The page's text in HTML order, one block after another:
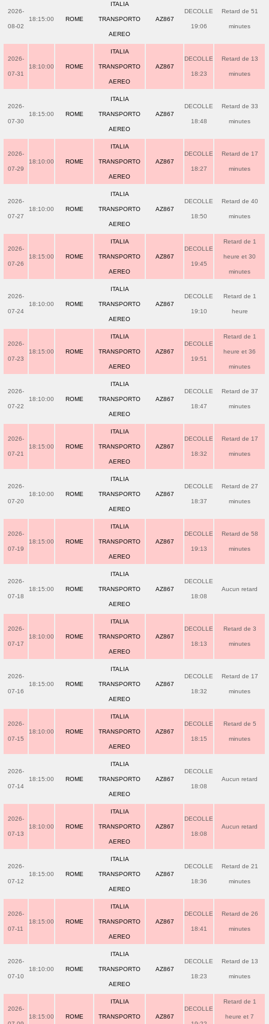
2026-
08-02
18:15:00 ROME
ITALIA
TRANSPORTO
AEREO
AZ867
DECOLLE
19:06
Retard de 51
minutes
2026-
07-31
18:10:00 ROME
ITALIA
TRANSPORTO
AEREO
AZ867
DECOLLE
18:23
Retard de 13
minutes
2026-
07-30
18:15:00 ROME
ITALIA
TRANSPORTO
AEREO
AZ867
DECOLLE
18:48
Retard de 33
minutes
2026-
07-29
18:10:00 ROME
ITALIA
TRANSPORTO
AEREO
AZ867
DECOLLE
18:27
Retard de 17
minutes
2026-
07-27
18:10:00 ROME
ITALIA
TRANSPORTO
AEREO
AZ867
DECOLLE
18:50
Retard de 40
minutes
2026-
07-26
18:15:00 ROME
ITALIA
TRANSPORTO
AEREO
AZ867
DECOLLE
19:45
Retard de 1
heure et 30
minutes
2026-
07-24
18:10:00 ROME
ITALIA
TRANSPORTO
AEREO
AZ867
DECOLLE
19:10
Retard de 1
heure
2026-
07-23
18:15:00 ROME
ITALIA
TRANSPORTO
AEREO
AZ867
DECOLLE
19:51
Retard de 1
heure et 36
minutes
2026-
07-22
18:10:00 ROME
ITALIA
TRANSPORTO
AEREO
AZ867
DECOLLE
18:47
Retard de 37
minutes
2026-
07-21
18:15:00 ROME
ITALIA
TRANSPORTO
AEREO
AZ867
DECOLLE
18:32
Retard de 17
minutes
2026-
07-20
18:10:00 ROME
ITALIA
TRANSPORTO
AEREO
AZ867
DECOLLE
18:37
Retard de 27
minutes
2026-
07-19
18:15:00 ROME
ITALIA
TRANSPORTO
AEREO
AZ867
DECOLLE
19:13
Retard de 58
minutes
2026-
07-18
18:15:00 ROME
ITALIA
TRANSPORTO
AEREO
AZ867
DECOLLE
18:08
Aucun retard
2026-
07-17
18:10:00 ROME
ITALIA
TRANSPORTO
AEREO
AZ867
DECOLLE
18:13
Retard de 3
minutes
2026-
07-16
18:15:00 ROME
ITALIA
TRANSPORTO
AEREO
AZ867
DECOLLE
18:32
Retard de 17
minutes
2026-
07-15
18:10:00 ROME
ITALIA
TRANSPORTO
AEREO
AZ867
DECOLLE
18:15
Retard de 5
minutes
2026-
07-14
18:15:00 ROME
ITALIA
TRANSPORTO
AEREO
AZ867
DECOLLE
18:08
Aucun retard
2026-
07-13
18:10:00 ROME
ITALIA
TRANSPORTO
AEREO
AZ867
DECOLLE
18:08
Aucun retard
2026-
07-12
18:15:00 ROME
ITALIA
TRANSPORTO
AEREO
AZ867
DECOLLE
18:36
Retard de 21
minutes
2026-
07-11
18:15:00 ROME
ITALIA
TRANSPORTO
AEREO
AZ867
DECOLLE
18:41
Retard de 26
minutes
2026-
07-10
18:10:00 ROME
ITALIA
TRANSPORTO
AEREO
AZ867
DECOLLE
18:23
Retard de 13
minutes
2026-
18:15:00 ROME
ITALIA
TRANSPORTO AZ867
DECOLLE
Retard de 1
heure et 7